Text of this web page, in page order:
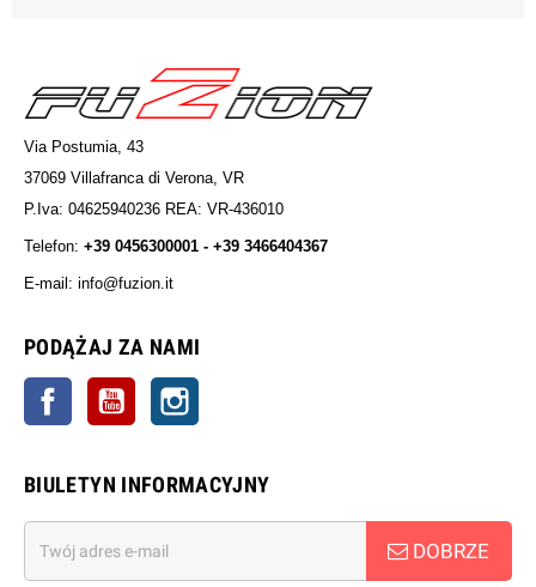
Via Postumia, 43
37069 Villafranca di Verona, VR
P.Iva: 04625940236 REA: VR-436010
Telefon: +39 0456300001 - +39 3466404367
E-mail: info@fuzion.it
PODĄŻAJ ZA NAMI
Facebook YouTube
BIULETYN INFORMACYJNY
DOBRZE